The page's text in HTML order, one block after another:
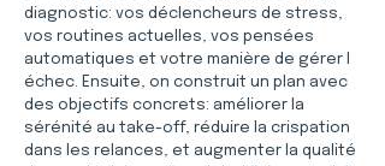
diagnostic: vos déclencheurs de stress,
vos routines actuelles, vos pensées
automatiques et votre manière de gérer l
échec. Ensuite, on construit un plan avec
des objectifs concrets: améliorer la
sérénité au take-off, réduire la crispation
dans les relances, et augmenter la qualité